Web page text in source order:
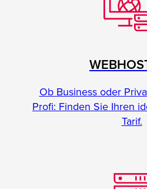
Ob Business oder
Profi: Finden Sie Ihren
Tarif.